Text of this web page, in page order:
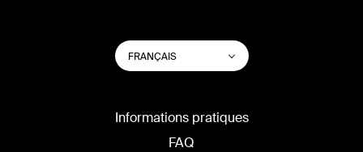
CHANGER
LA
LANGUE
FRANÇAIS Lister les actions
Informations pratiques
FAQ